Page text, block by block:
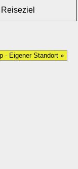
- Eigener Standort »